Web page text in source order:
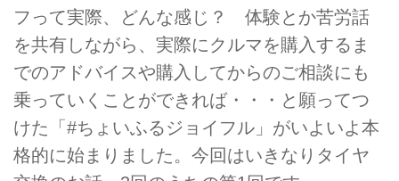
フって実際、どんな感じ？ 体験とか苦労話
を共有しながら、実際にクルマを購入するま
でのアドバイスや購入してからのご相談にも
乗っていくことができれば・・・と願ってつ
けた「#ちょいふるジョイフル」がいよいよ本
格的に始まりました。今回はいきなりタイヤ